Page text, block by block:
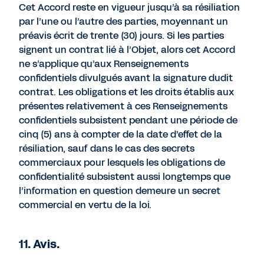
Cet Accord reste en vigueur jusqu’à sa résiliation
par l’une ou l’autre des parties, moyennant un
préavis écrit de trente (30) jours. Si les parties
signent un contrat lié à l’Objet, alors cet Accord
ne s’applique qu’aux Renseignements
confidentiels divulgués avant la signature dudit
contrat. Les obligations et les droits établis aux
présentes relativement à ces Renseignements
confidentiels subsistent pendant une période de
cinq (5) ans à compter de la date d’effet de la
résiliation, sauf dans le cas des secrets
commerciaux pour lesquels les obligations de
confidentialité subsistent aussi longtemps que
l’information en question demeure un secret
commercial en vertu de la loi.
11. Avis.